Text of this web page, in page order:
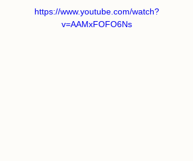
https://www.youtube.com/watch?
v=AAMxFOFO6Ns